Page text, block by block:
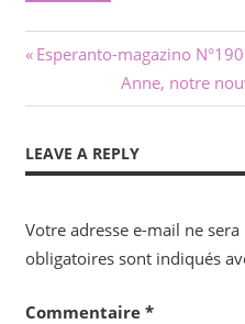
Navigation
de
l’article
Previous
Esperanto-magazino N°190
Next
Post:
Anne, notre
LEAVE A REPLY
Votre adresse e-mail ne
obligatoires sont indiqués
Commentaire *